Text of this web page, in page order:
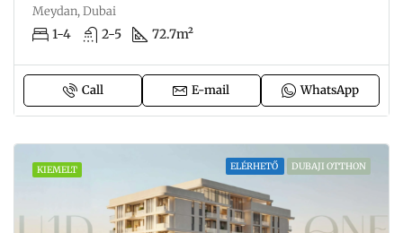
Meydan, Dubai
1-4 2-5 72.7m²
Call E-mail WhatsApp
KIEMELT ELÉRHETŐ DUBAJI OTTHON